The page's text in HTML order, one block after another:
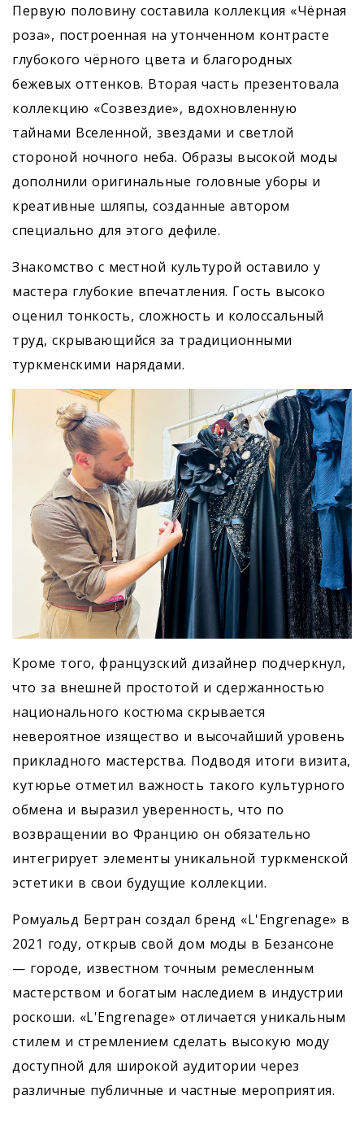
Первую половину составила коллекция «Чёрная
роза», построенная на утонченном контрасте
глубокого чёрного цвета и благородных
бежевых оттенков. Вторая часть презентовала
коллекцию «Созвездие», вдохновленную
тайнами Вселенной, звездами и светлой
стороной ночного неба. Образы высокой моды
дополнили оригинальные головные уборы и
креативные шляпы, созданные автором
специально для этого дефиле.
Знакомство с местной культурой оставило у
мастера глубокие впечатления. Гость высоко
оценил тонкость, сложность и колоссальный
труд, скрывающийся за традиционными
туркменскими нарядами.
Кроме того, французский дизайнер подчеркнул,
что за внешней простотой и сдержанностью
национального костюма скрывается
невероятное изящество и высочайший уровень
прикладного мастерства. Подводя итоги визита,
кутюрье отметил важность такого культурного
обмена и выразил уверенность, что по
возвращении во Францию он обязательно
интегрирует элементы уникальной туркменской
эстетики в свои будущие коллекции.
Ромуальд Бертран создал бренд «L'Engrenage» в
2021 году, открыв свой дом моды в Безансоне
— городе, известном точным ремесленным
мастерством и богатым наследием в индустрии
роскоши. «L'Engrenage» отличается уникальным
стилем и стремлением сделать высокую моду
доступной для широкой аудитории через
различные публичные и частные мероприятия.